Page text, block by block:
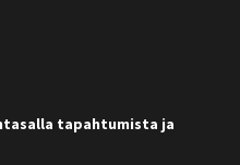
tapahtumista ja